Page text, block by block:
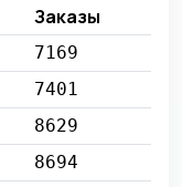
Заказы
7169
7401
8629
8694